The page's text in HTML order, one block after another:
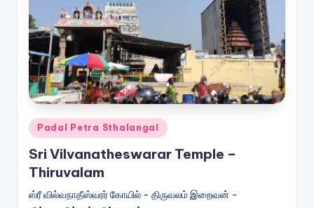
Posted
in
Padal Petra Sthalangal
Sri Vilvanatheswarar Temple –
Thiruvalam
ஸ்ரீ வில்வநாதீஸ்வரர் கோயில் - திருவலம் இறைவன் -